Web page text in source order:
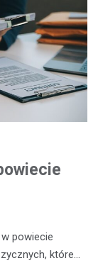
powiecie
które…